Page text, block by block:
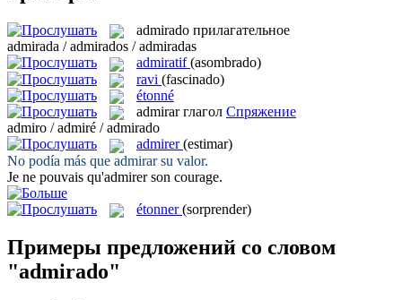
admirado прилагательное
admirada / admirados / admiradas
admiratif (asombrado)
ravi (fascinado)
étonné
admirar глагол Спряжение
admiro / admiré / admirado
admirer (estimar)
No podía más que admirarsu valor.
Je ne pouvais qu'admirerson courage.
étonner (sorprender)
Примеры предложений со словом
"admirado"